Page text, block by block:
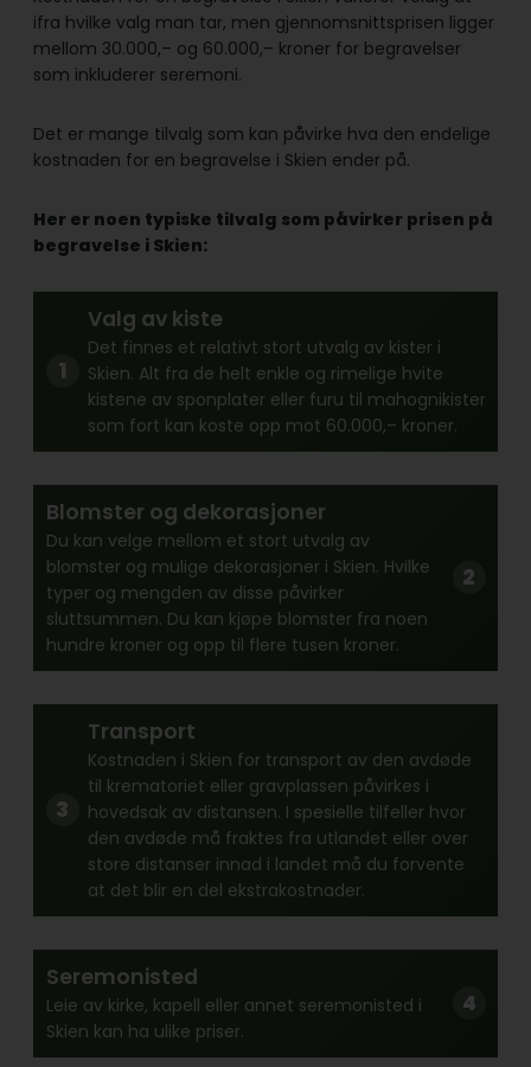
ifra hvilke valg man tar, men gjennomsnittsprisen ligger
mellom 30.000,– og 60.000,– kroner for begravelser
som inkluderer seremoni.
Det er mange tilvalg som kan påvirke hva den endelige
kostnaden for en begravelse i Skien ender på.
Her er noen typiske tilvalg som påvirker prisen på
begravelse i Skien:
Valg av kiste
Det finnes et relativt stort utvalg av kister i
Skien. Alt fra de helt enkle og rimelige hvite
kistene av sponplater eller furu til mahognikister
som fort kan koste opp mot 60.000,– kroner.
Blomster og dekorasjoner
Du kan velge mellom et stort utvalg av
blomster og mulige dekorasjoner i Skien. Hvilke
typer og mengden av disse påvirker
sluttsummen. Du kan kjøpe blomster fra noen
hundre kroner og opp til flere tusen kroner.
Transport
Kostnaden i Skien for transport av den avdøde
til krematoriet eller gravplassen påvirkes i
hovedsak av distansen. I spesielle tilfeller hvor
den avdøde må fraktes fra utlandet eller over
store distanser innad i landet må du forvente
at det blir en del ekstrakostnader.
Seremonisted
Leie av kirke, kapell eller annet seremonisted i
Skien kan ha ulike priser.